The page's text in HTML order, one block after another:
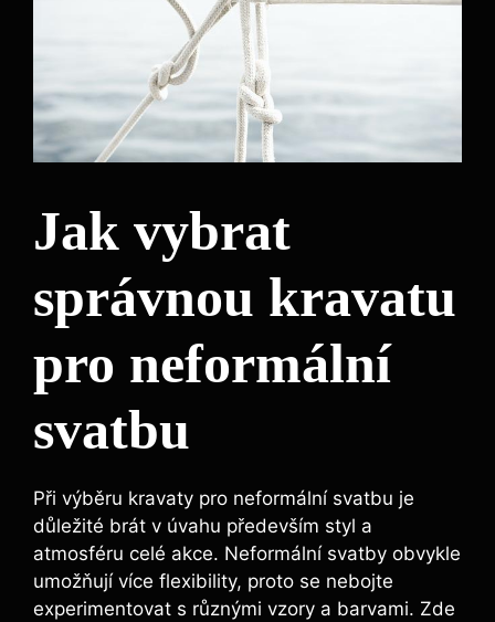
Jak vybrat
správnou kravatu
pro neformální
svatbu
Při výběru kravaty pro neformální svatbu je
důležité brát v úvahu především styl a
atmosféru celé akce. Neformální svatby obvykle
umožňují více flexibility, proto se nebojte
experimentovat s různými vzory a barvami. Zde